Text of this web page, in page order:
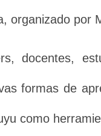
organizado por
docentes,
formas de
como